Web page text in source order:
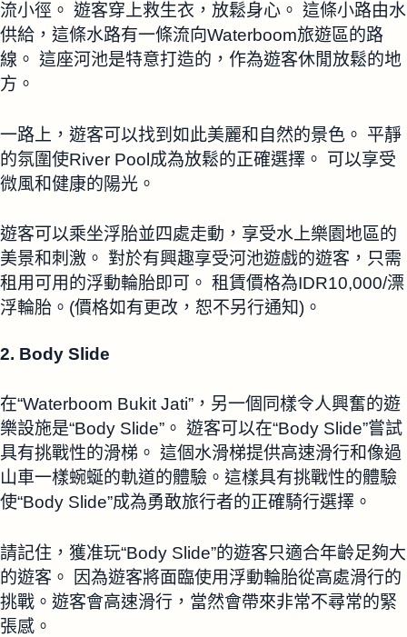
流小徑。 遊客穿上救生衣，放鬆身心。 這條小路由水
供給，這條水路有一條流向Waterboom旅遊區的路
線。 這座河池是特意打造的，作為遊客休閒放鬆的地
方。
一路上，遊客可以找到如此美麗和自然的景色。 平靜
的氛圍使River Pool成為放鬆的正確選擇。 可以享受
微風和健康的陽光。
遊客可以乘坐浮胎並四處走動，享受水上樂園地區的
美景和刺激。 對於有興趣享受河池遊戲的遊客，只需
租用可用的浮動輪胎即可。 租賃價格為IDR10,000/漂
浮輪胎。(價格如有更改，恕不另行通知)。
2. Body Slide
在“Waterboom Bukit Jati”，另一個同樣令人興奮的遊
樂設施是“Body Slide”。 遊客可以在“Body Slide”嘗試
具有挑戰性的滑梯。 這個水滑梯提供高速滑行和像過
山車一樣蜿蜒的軌道的體驗。這樣具有挑戰性的體驗
使“Body Slide”成為勇敢旅行者的正確騎行選擇。
請記住，獲准玩“Body Slide”的遊客只適合年齡足夠大
的遊客。 因為遊客將面臨使用浮動輪胎從高處滑行的
挑戰。遊客會高速滑行，當然會帶來非常不尋常的緊
張感。